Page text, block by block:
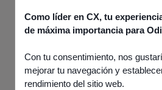
Como líder en CX, tu
de máxima importancia para
Con tu consentimiento, nos
mejorar tu navegación y
rendimiento del sitio web.
Software de
Center
para crear